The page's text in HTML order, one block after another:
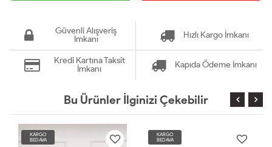
Güvenli Alışveriş
İmkanı
Hızlı Kargo İmkanı
Kredi Kartına Taksit
İmkanı
Kapıda Ödeme İmkanı
Bu Ürünler İlginizi Çekebilir
KARGO
BEDAVA
KARGO
BEDAVA